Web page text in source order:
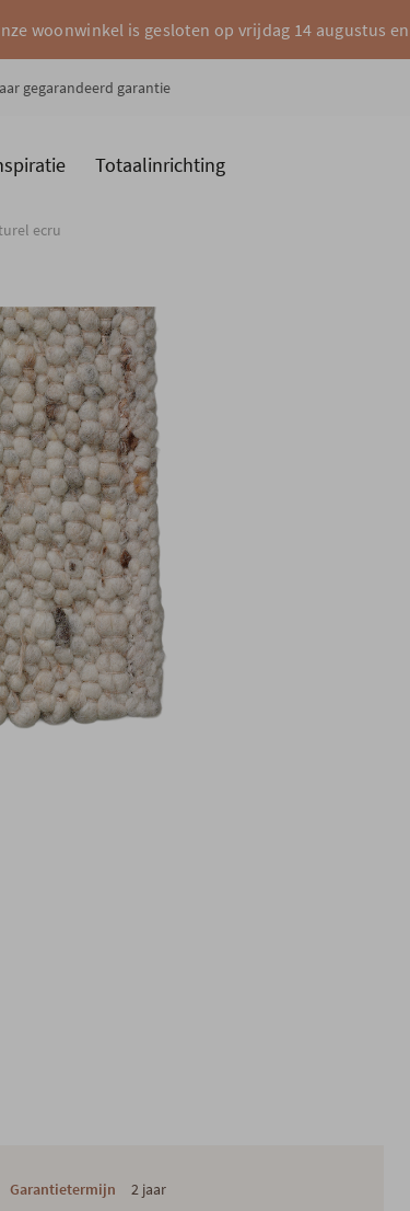
woonwinkel is gesloten op vrijdag 14 augustus
gegarandeerd garantie
Totaalinrichting
Ruimtes Merken
ecru
Garantietermijn 2 jaar